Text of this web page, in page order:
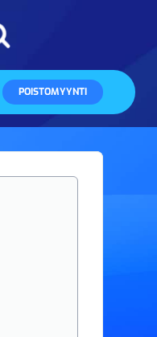
POISTOMYYNTI